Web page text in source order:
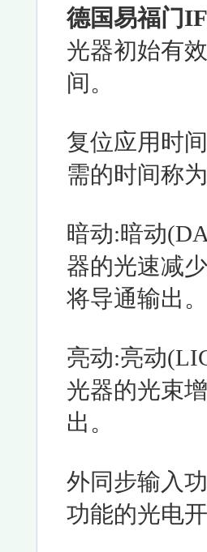
德国易福门
光器初始有
间。
复位应用时
需的时间称
暗动:暗动
器的光速减
将导通输出。
亮动:亮动
光器的光束
出。
外同步输入
功能的光电